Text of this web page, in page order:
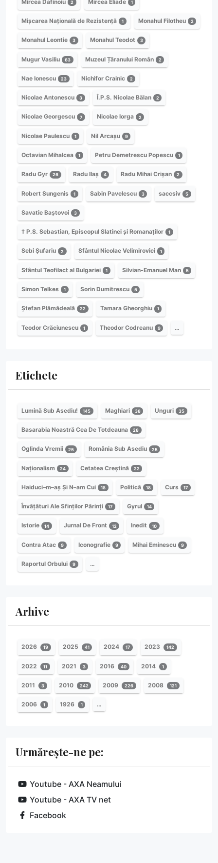
Mircea Dafinoiu 2 Mircea Eliade 1
Mișcarea Națională de Rezistență 1 Monahul Filotheu 2
Monahul Leontie 3 Monahul Teodot 3
Mugur Vasiliu 63 Muzeul Țăranului Român 2
Nae Ionescu 23 Nichifor Crainic 2
Nicolae Antonescu 3 Î.P.S. Nicolae Bălan 2
Nicolae Georgescu 7 Nicolae Iorga 2
Nicolae Paulescu 1 Nil Arcașu 9
Octavian Mihalcea 1 Petru Demetrescu Popescu 1
Radu Gyr 26 Radu Ilaș 4 Radu Mihai Crișan 2
Robert Sungenis 1 Sabin Pavelescu 3 saccsiv 5
Savatie Baștovoi 3
† P.S. Sebastian, Episcopul Slatinei și Romanaților 1
Sebi Șufariu 2 Sfântul Nicolae Velimirovici 1
Sfântul Teofilact al Bulgariei 1 Silvian-Emanuel Man 5
Simon Telkes 1 Sorin Dumitrescu 5
Ștefan Plămădeală 22 Tamara Gheorghiu 1
Teodor Crăciunescu 1 Theodor Codreanu 9 …
Etichete
Lumină Sub Asediu! 145 Maghiari 38 Unguri 35
Basarabia Noastră Cea De Totdeauna 28
Oglinda Vremii 25 România Sub Asediu 25
Naționalism 24 Cetatea Creștină 22
Haiduci–m–aș Și N–am Cui 18 Politică 18 Curs 17
Învățături Ale Sfinților Părinți 17 Gyrul 14
Istorie 14 Jurnal De Front 12 Inedit 10
Contra Atac 9 Iconografie 9 Mihai Eminescu 9
Raportul Orbului 9 …
Arhive
2026 19 2025 41 2024 17 2023 142
2022 11 2021 3 2016 40 2014 1
2011 3 2010 242 2009 226 2008 121
2006 1 1926 1 …
Urmărește-ne pe:
Youtube - AXA Neamului
Youtube - AXA TV net
Facebook